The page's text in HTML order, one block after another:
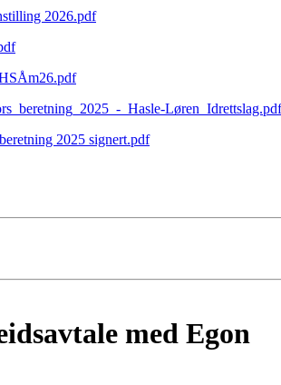
2026.pdf
_Hasle-Løren_Idrettslag.pdf
2025 signert.pdf
med Egon